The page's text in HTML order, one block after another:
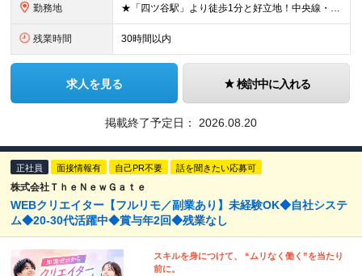
勤務地 ★「四ツ谷駅」より徒歩1分と好立地！中央線・総武線・丸ノ内線・南北線 ★駅周辺の「しんみち通り」では色々なグルメを楽しめます ★イベントは都内開催がメインです◎ 【本社】 東京都新宿区四谷1-7 第
残業時間 30時間以内
求人を見る 検討中に入れる
掲載終了予定日： 2026.08.20
正社員 面接情報有 自己PR不要 話を聞きたい応募可
株式会社ＴｈｅＮｅｗＧａｔｅ
WEBクリエイター【フルリモ／副業あり】未経験OK◆自社システ
ム◆20-30代活躍中◆賞与年2回◆残業なし
スキルを身につけて、 “ムリなく働く”を当たり
前に。